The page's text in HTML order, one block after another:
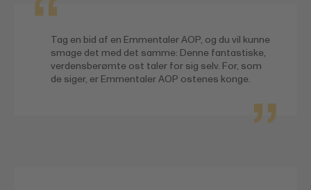
Tag en bid af en Emmentaler AOP, og du vil kunne
smage det med det samme: Denne fantastiske,
verdensberømte ost taler for sig selv. For, som
de siger, er Emmentaler AOP ostenes konge.